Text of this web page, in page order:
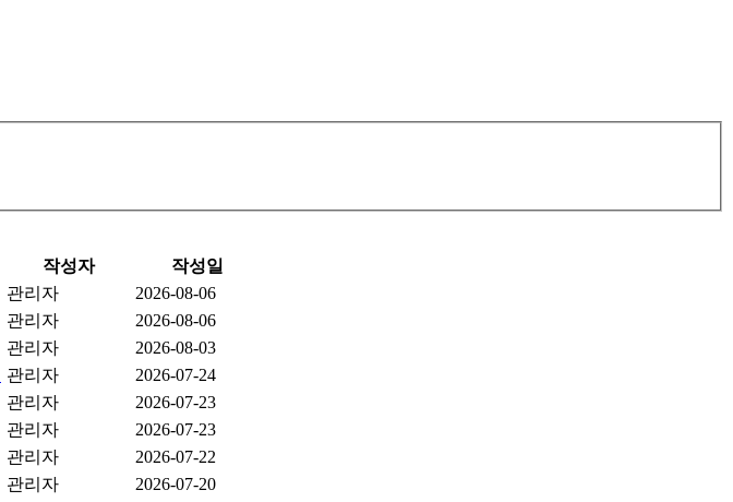
작성자
작성일
관리자
2026-08-06
관리자
2026-08-06
관리자
2026-08-03
관리자
2026-07-24
관리자
2026-07-23
관리자
2026-07-23
관리자
2026-07-22
관리자
2026-07-20